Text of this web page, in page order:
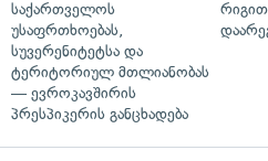
საქართველოს
უსაფრთხოებას,
სუვერენიტეტსა და
ტერიტორიულ მთლიანობას
— ევროკავშირის
პრესპიკერის განცხადება
რიგით